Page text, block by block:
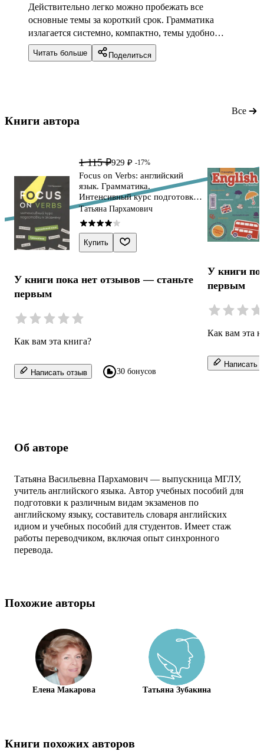
Действительно легко можно пробежать все
основные темы за короткий срок. Грамматика
излагается системно, компактно, темы удобно
сгруппированы с точки зрения применения
теории на практике. После каждого параграфа -
Читать больше Поделиться
Книги автора
Все
1 115 ₽929 ₽ -17%
Focus on Verbs: английский
язык. Грамматика.
Интенсивный курс подготовки
к экзамену
Татьяна Пархамович
Купить
У книги пока нет отзывов — станьте
первым
Как вам эта книга?
Написать отзыв 30 бонусов
У книги
первым
Как вам эта
Написать
Об авторе
Татьяна Васильевна Пархамович — выпускница МГЛУ,
учитель английского языка. Автор учебных пособий для
подготовки к различным видам экзаменов по
английскому языку, составитель словаря английских
идиом и учебных пособий для студентов. Имеет стаж
работы переводчиком, включая опыт синхронного
перевода.
Похожие авторы
Елена Макарова Татьяна Зубакина
Книги похожих авторов